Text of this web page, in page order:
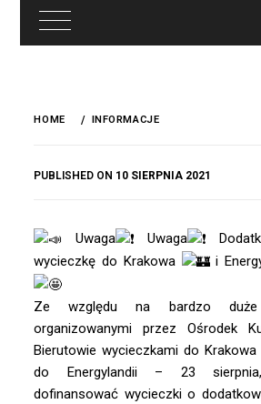
treści
HOME INFORMACJE
PUBLISHED ON 10 SIERPNIA 2021
Uwaga Uwaga
wycieczkę do Krakowa
i
Ze względu na bardzo duże
organizowanymi przez Ośrodek
Bierutowie wycieczkami do
do Energylandii – 23 sierpnia,
dofinansować wycieczki o